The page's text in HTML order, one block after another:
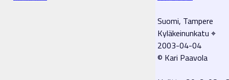
Suomi, Tampere
Kyläkeinunkatu ⌖
2003-04-04
© Kari Paavola